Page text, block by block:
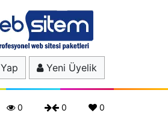
Yeni Üyelik
0 0 0